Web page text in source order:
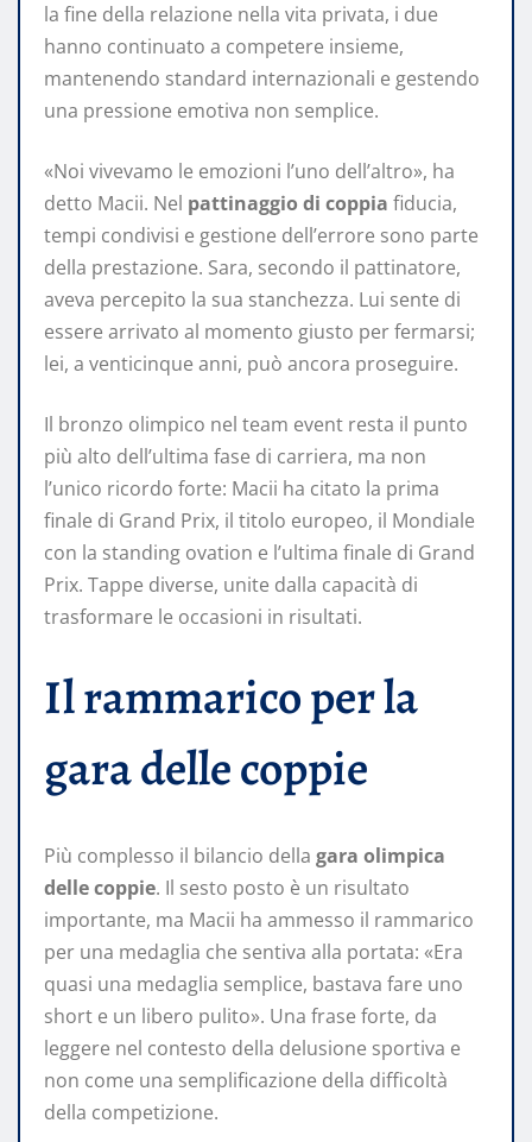
la fine della relazione nella vita privata, i due
hanno continuato a competere insieme,
mantenendo standard internazionali e gestendo
una pressione emotiva non semplice.
«Noi vivevamo le emozioni l’uno dell’altro», ha
detto Macii. Nel pattinaggio di coppia fiducia,
tempi condivisi e gestione dell’errore sono parte
della prestazione. Sara, secondo il pattinatore,
aveva percepito la sua stanchezza. Lui sente di
essere arrivato al momento giusto per fermarsi;
lei, a venticinque anni, può ancora proseguire.
Il bronzo olimpico nel team event resta il punto
più alto dell’ultima fase di carriera, ma non
l’unico ricordo forte: Macii ha citato la prima
finale di Grand Prix, il titolo europeo, il Mondiale
con la standing ovation e l’ultima finale di Grand
Prix. Tappe diverse, unite dalla capacità di
trasformare le occasioni in risultati.
Il rammarico per la
gara delle coppie
Più complesso il bilancio della gara olimpica
delle coppie. Il sesto posto è un risultato
importante, ma Macii ha ammesso il rammarico
per una medaglia che sentiva alla portata: «Era
quasi una medaglia semplice, bastava fare uno
short e un libero pulito». Una frase forte, da
leggere nel contesto della delusione sportiva e
non come una semplificazione della difficoltà
della competizione.